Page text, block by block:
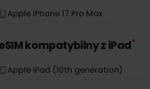
Apple iPhone 12 Pro Max
Apple iPhone 12
Apple iPhone 16e